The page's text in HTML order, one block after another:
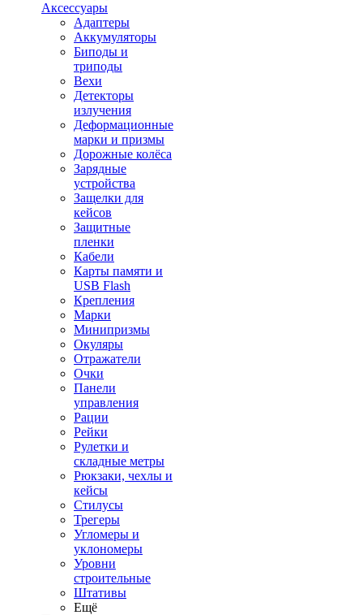
Аксессуары
Адаптеры
Аккумуляторы
Биподы и
триподы
Вехи
Детекторы
излучения
Деформационные
марки и призмы
Дорожные колёса
Зарядные
устройства
Защелки для
кейсов
Защитные
пленки
Кабели
Карты памяти и
USB Flash
Крепления
Марки
Минипризмы
Окуляры
Отражатели
Очки
Панели
управления
Рации
Рейки
Рулетки и
складные метры
Рюкзаки, чехлы и
кейсы
Стилусы
Трегеры
Угломеры и
уклономеры
Уровни
строительные
Штативы
Ещё